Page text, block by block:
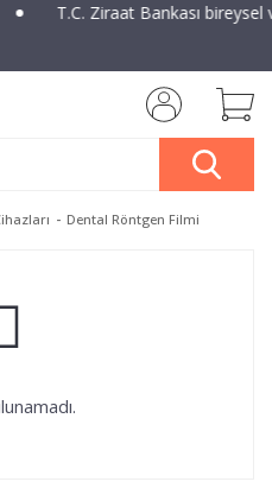
T.C. Ziraat Bankası
Dental Röntgen Filmi